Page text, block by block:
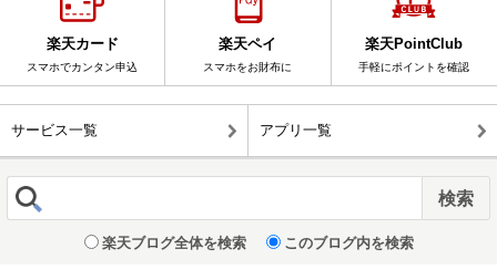
楽天カード
スマホでカンタン申込
楽天ペイ
スマホをお財布に
楽天PointClub
手軽にポイントを確認
サービス一覧 アプリ一覧
楽天ブログ全体を検索 このブログ内を検索